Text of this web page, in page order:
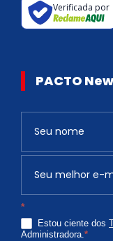
Verificada por
PACTO
*
Estou ciente dos
Administradora.*
v
ê